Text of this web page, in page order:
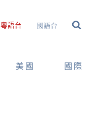
粵語台 國語台
美國 國際